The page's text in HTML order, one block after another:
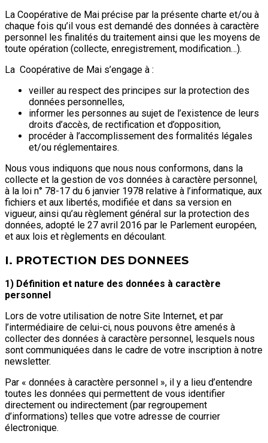
La Coopérative de Mai précise par la présente charte et/ou à
chaque fois qu’il vous est demandé des données à caractère
personnel les finalités du traitement ainsi que les moyens de
toute opération (collecte, enregistrement, modification…).
La Coopérative de Mai s’engage à :
veiller au respect des principes sur la protection des
données personnelles,
informer les personnes au sujet de l’existence de leurs
droits d’accès, de rectification et d’opposition,
procéder à l’accomplissement des formalités légales
et/ou réglementaires.
Nous vous indiquons que nous nous conformons, dans la
collecte et la gestion de vos données à caractère personnel,
à la loi n° 78-17 du 6 janvier 1978 relative à l’informatique, aux
fichiers et aux libertés, modifiée et dans sa version en
vigueur, ainsi qu’au règlement général sur la protection des
données, adopté le 27 avril 2016 par le Parlement européen,
et aux lois et règlements en découlant.
I. PROTECTION DES DONNEES
1) Définition et nature des données à caractère
personnel
Lors de votre utilisation de notre Site Internet, et par
l’intermédiaire de celui-ci, nous pouvons être amenés à
collecter des données à caractère personnel, lesquels nous
sont communiquées dans le cadre de votre inscription à notre
newsletter.
Par « données à caractère personnel », il y a lieu d’entendre
toutes les données qui permettent de vous identifier
directement ou indirectement (par regroupement
d’informations) telles que votre adresse de courrier
électronique.